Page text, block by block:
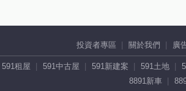
投資者專區 關於我們 廣
591租屋 591中古屋 591新建案 591土地
8891新車